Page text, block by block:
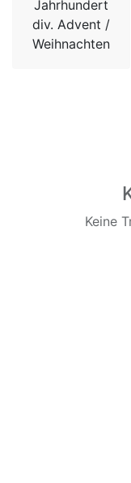
Jahrhundert
div. Advent /
Weihnachten
Keine